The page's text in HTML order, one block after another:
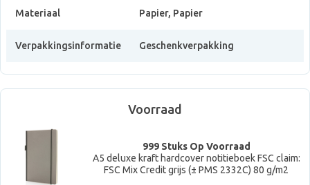
Materiaal Papier, Papier
Verpakkingsinformatie Geschenkverpakking
Voorraad
999 Stuks Op Voorraad
A5 deluxe kraft hardcover notitieboek FSC claim:
FSC Mix Credit grijs (± PMS 2332C) 80 g/m2